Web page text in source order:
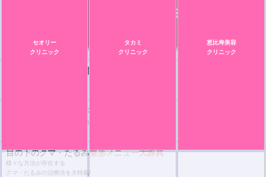
セオリー
クリニック
タカミ
クリニック
恵比寿美容
クリニック
【決定版】目の下のクマ・たるみ治療
治療に関する
口コミ・評判集
目の下のたるみ・クマ治療におススメの
目の下のクマ・たるみ整形メニュー大辞典
様々な方法が存在する
クマ・たるみの治療法を大特集!